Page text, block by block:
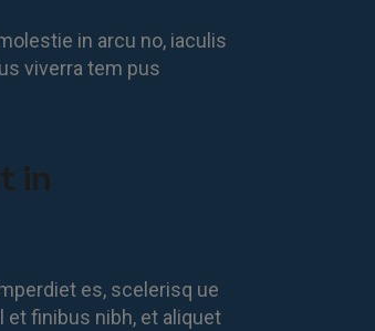
in arcu no, iaculis
viverra tem pus
in
es, scelerisq ue
et finibus nibh, et aliquet